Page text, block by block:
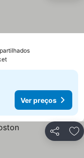
Ver preços
Partilhar